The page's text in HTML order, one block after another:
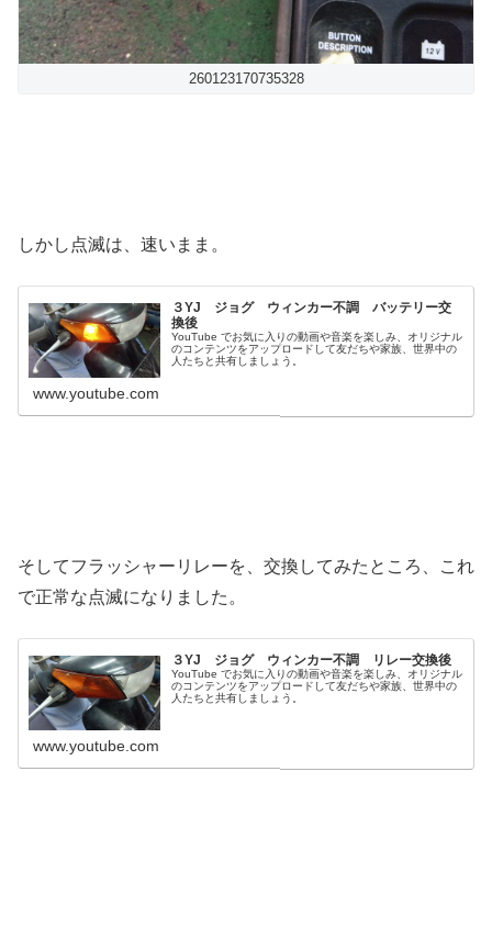
260123170735328
しかし点滅は、速いまま。
３YJ ジョグ ウィンカー不調 バッテリー交
換後
YouTube でお気に入りの動画や音楽を楽しみ、オリジナル
のコンテンツをアップロードして友だちや家族、世界中の
人たちと共有しましょう。
www.youtube.com
そしてフラッシャーリレーを、交換してみたところ、これ
で正常な点滅になりました。
３YJ ジョグ ウィンカー不調 リレー交換後
YouTube でお気に入りの動画や音楽を楽しみ、オリジナル
のコンテンツをアップロードして友だちや家族、世界中の
人たちと共有しましょう。
www.youtube.com